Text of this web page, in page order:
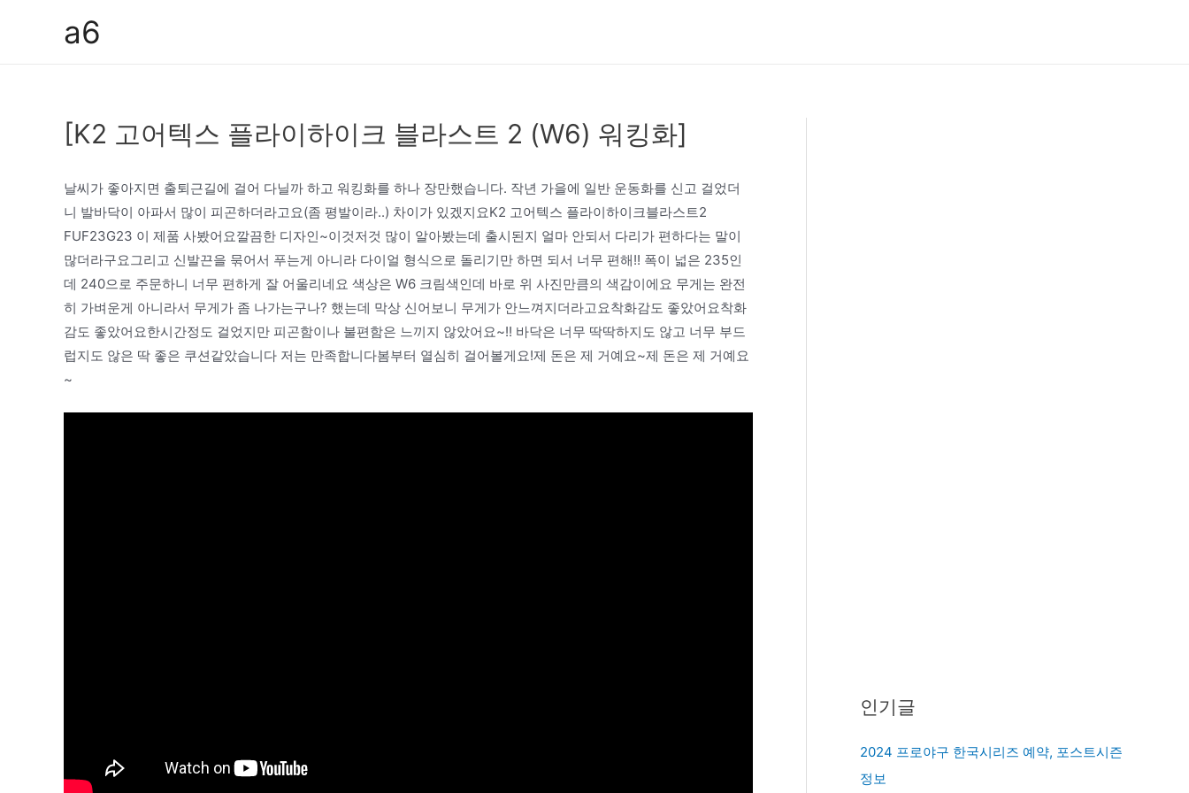
a6
[K2 고어텍스 플라이하이크 블라스트 2 (W6) 워킹화]
날씨가 좋아지면 출퇴근길에 걸어 다닐까 하고 워킹화를 하나 장만했습니다. 작년 가을에 일반 운동화를 신고 걸었더
니 발바닥이 아파서 많이 피곤하더라고요(좀 평발이라..) 차이가 있겠지요K2 고어텍스 플라이하이크블라스트2
FUF23G23 이 제품 사봤어요깔끔한 디자인~이것저것 많이 알아봤는데 출시된지 얼마 안되서 다리가 편하다는 말이
많더라구요그리고 신발끈을 묶어서 푸는게 아니라 다이얼 형식으로 돌리기만 하면 되서 너무 편해!! 폭이 넓은 235인
데 240으로 주문하니 너무 편하게 잘 어울리네요 색상은 W6 크림색인데 바로 위 사진만큼의 색감이에요 무게는 완전
히 가벼운게 아니라서 무게가 좀 나가는구나? 했는데 막상 신어보니 무게가 안느껴지더라고요착화감도 좋았어요착화
감도 좋았어요한시간정도 걸었지만 피곤함이나 불편함은 느끼지 않았어요~!! 바닥은 너무 딱딱하지도 않고 너무 부드
럽지도 않은 딱 좋은 쿠션같았습니다 저는 만족합니다봄부터 열심히 걸어볼게요!제 돈은 제 거예요~제 돈은 제 거예요
~
인기글
2024 프로야구 한국시리즈 예약, 포스트시즌
정보